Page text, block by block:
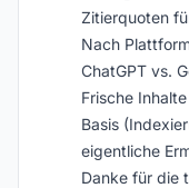
Zitierquoten
Nach
ChatGPT vs.
Frische
Basis
eigentliche
Danke für die